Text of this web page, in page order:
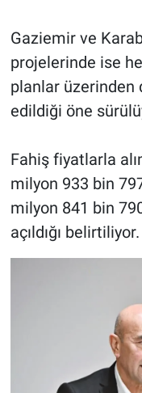
Gaziemir ve
projelerinde ise
planlar üzerinden
edildiği öne
Fahiş fiyatlarla
milyon 933 bin
milyon 841 bin
açıldığı belirtiliyor.